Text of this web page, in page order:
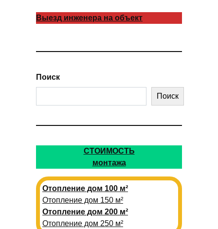
Выезд инженера на объект
Поиск
Поиск
СТОИМОСТЬ
монтажа
Отопление дом 100 м²
Отопление дом 150 м²
Отопление дом 200 м²
Отопление дом 250 м²